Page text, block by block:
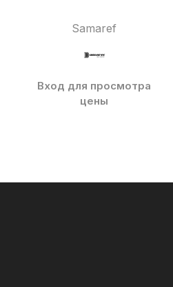
Samaref
Вход для просмотра
цены